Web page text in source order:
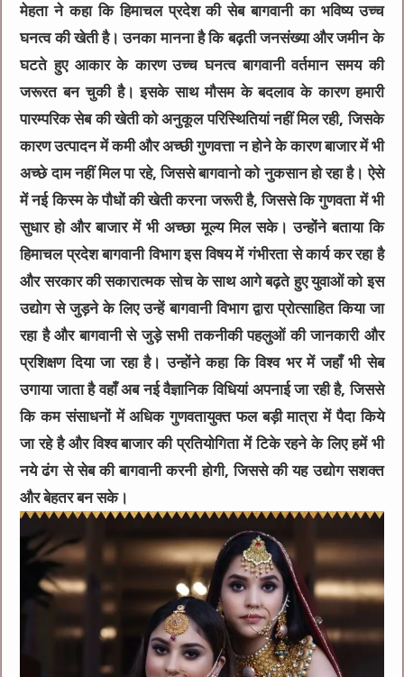
मेहता ने कहा कि हिमाचल प्रदेश की सेब बागवानी का भविष्य उच्च
घनत्व की खेती है। उनका मानना है कि बढ़ती जनसंख्या और जमीन के
घटते हुए आकार के कारण उच्च घनत्व बागवानी वर्तमान समय की
जरूरत बन चुकी है। इसके साथ मौसम के बदलाव के कारण हमारी
पारम्परिक सेब की खेती को अनुकूल परिस्थितियां नहीं मिल रही, जिसके
कारण उत्पादन में कमी और अच्छी गुणवत्ता न होने के कारण बाजार में भी
अच्छे दाम नहीं मिल पा रहे, जिससे बागवानो को नुकसान हो रहा है। ऐसे
में नई किस्म के पौधों की खेती करना जरूरी है, जिससे कि गुणवता में भी
सुधार हो और बाजार में भी अच्छा मूल्य मिल सके। उन्होंने बताया कि
हिमाचल प्रदेश बागवानी विभाग इस विषय में गंभीरता से कार्य कर रहा है
और सरकार की सकारात्मक सोच के साथ आगे बढ़ते हुए युवाओं को इस
उद्योग से जुड़ने के लिए उन्हें बागवानी विभाग द्वारा प्रोत्साहित किया जा
रहा है और बागवानी से जुड़े सभी तकनीकी पहलुओं की जानकारी और
प्रशिक्षण दिया जा रहा है। उन्होंने कहा कि विश्व भर में जहाँ भी सेब
उगाया जाता है वहाँ अब नई वैज्ञानिक विधियां अपनाई जा रही है, जिससे
कि कम संसाधनों में अधिक गुणवतायुक्त फल बड़ी मात्रा में पैदा किये
जा रहे है और विश्व बाजार की प्रतियोगिता में टिके रहने के लिए हमें भी
नये ढंग से सेब की बागवानी करनी होगी, जिससे की यह उद्योग सशक्त
और बेहतर बन सके।